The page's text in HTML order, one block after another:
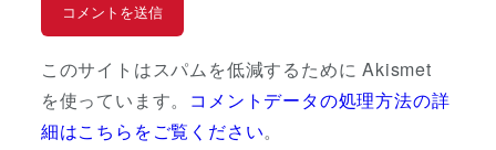
このサイトはスパムを低減するために Akismet
を使っています。 コメントデータの処理方法の詳
細はこちらをご覧ください。